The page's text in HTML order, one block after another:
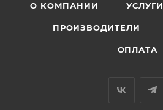
О КОМПАНИИ УСЛУГИ
ПРОИЗВОДИТЕЛИ
ОПЛАТА